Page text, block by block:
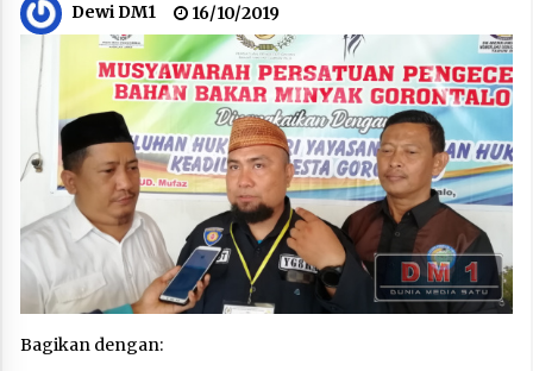
Dewi DM1 16/10/2019
Bagikan dengan: